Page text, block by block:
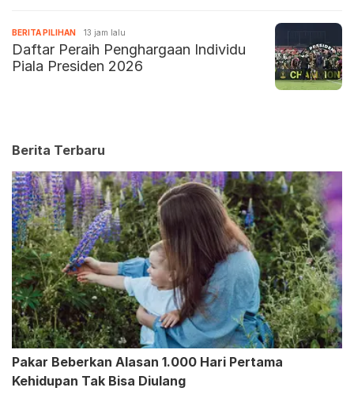
BERITA PILIHAN 13 jam lalu
Daftar Peraih Penghargaan Individu
Piala Presiden 2026
Berita Terbaru
Pakar Beberkan Alasan 1.000 Hari Pertama
Kehidupan Tak Bisa Diulang